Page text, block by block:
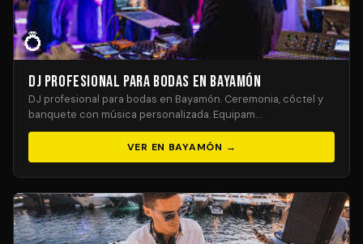
💍
DJ Profesional para Bodas en Bayamón
DJ profesional para bodas en Bayamón. Ceremonia, cóctel y
banquete con música personalizada. Equipam…
VER EN BAYAMÓN →